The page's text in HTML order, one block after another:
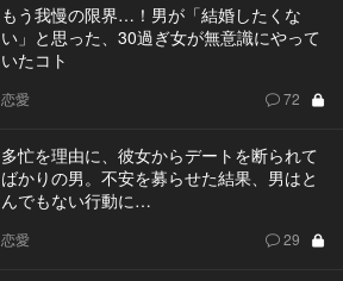
もう我慢の限界…！男が「結婚したくな
い」と思った、30過ぎ女が無意識にやって
いたコト
恋愛 72
多忙を理由に、彼女からデートを断られて
ばかりの男。不安を募らせた結果、男はと
んでもない行動に…
恋愛 29